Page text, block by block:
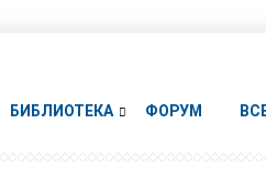
БИБЛИОТЕКА ФОРУМ